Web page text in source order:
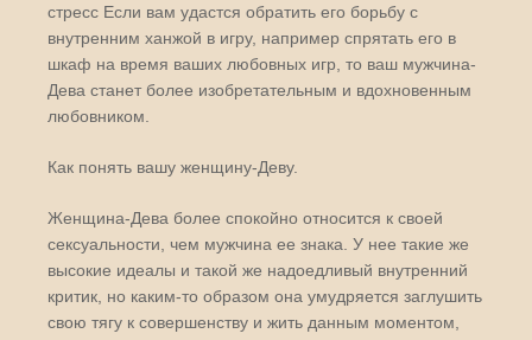
стресс Если вам удастся обратить его борьбу с
внутренним ханжой в игру, например спрятать его в
шкаф на время ваших любовных игр, то ваш мужчина-
Дева станет более изобретательным и вдохновенным
любовником.
Как понять вашу женщину-Деву.
Женщина-Дева более спокойно относится к своей
сексуальности, чем мужчина ее знака. У нее такие же
высокие идеалы и такой же надоедливый внутренний
критик, но каким-то образом она умудряется заглушить
свою тягу к совершенству и жить данным моментом,